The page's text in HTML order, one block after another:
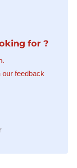
for ?
our feedback